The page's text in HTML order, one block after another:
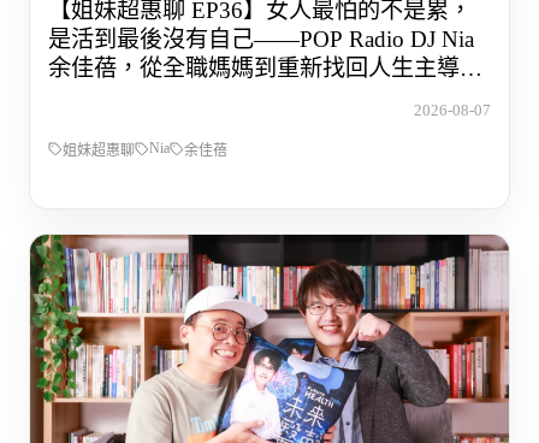
【姐妹超惠聊 EP36】女人最怕的不是累，
是活到最後沒有自己——POP Radio DJ Nia
余佳蓓，從全職媽媽到重新找回人生主導權
2026-08-07
姐妹超惠聊 Nia 余佳蓓